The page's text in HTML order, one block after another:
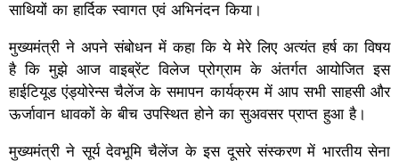
साथियों का हार्दिक स्वागत एवं अभिनंदन किया।
मुख्यमंत्री ने अपने संबोधन में कहा कि ये मेरे लिए अत्यंत हर्ष का विषय
है कि मुझे आज वाइब्रेंट विलेज प्रोग्राम के अंतर्गत आयोजित इस
हाईटियूड एंड्योरेन्स चैलेंज के समापन कार्यक्रम में आप सभी साहसी और
ऊर्जावान धावकों के बीच उपस्थित होने का सुअवसर प्राप्त हुआ है।
मुख्यमंत्री ने सूर्य देवभूमि चैलेंज के इस दूसरे संस्करण में भारतीय सेना